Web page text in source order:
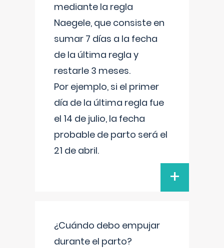
mediante la regla
Naegele, que consiste en
sumar 7 días a la fecha
de la última regla y
restarle 3 meses.
Por ejemplo, si el primer
día de la última regla fue
el 14 de julio, la fecha
probable de parto será el
21 de abril.
+
¿Cuándo debo empujar
durante el parto?